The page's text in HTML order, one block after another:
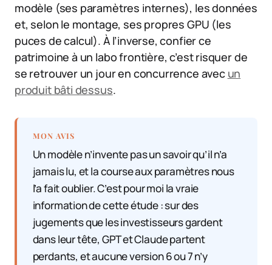
modèle (ses paramètres internes), les données
et, selon le montage, ses propres GPU (les
puces de calcul). À l’inverse, confier ce
patrimoine à un labo frontière, c’est risquer de
se retrouver un jour en concurrence avec un
produit bâti dessus.
MON AVIS
Un modèle n’invente pas un savoir qu’il n’a
jamais lu, et la course aux paramètres nous
l’a fait oublier. C’est pour moi la vraie
information de cette étude : sur des
jugements que les investisseurs gardent
dans leur tête, GPT et Claude partent
perdants, et aucune version 6 ou 7 n’y